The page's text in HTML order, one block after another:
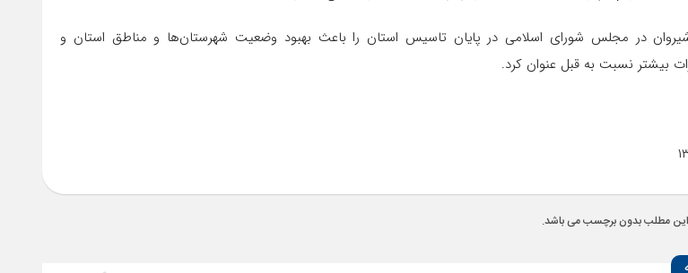
شیروان در مجلس شورای اسلامی در پایان تاسیس استان را باعث بهبود وضعیت شهرستان‌ها و مناطق استان و
بیشتر نسبت به قبل عنوان کرد.
این مطلب بدون برچسب می باشد.